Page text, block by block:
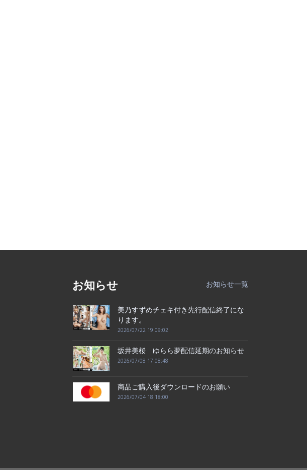
お知らせ お知らせ一覧
美乃すずめチェキ付き先行配信終了にな
ります。
2026/07/22 19:09:02
坂井美桜 ゆらら夢配信延期のお知らせ
2026/07/08 17:08:48
商品ご購入後ダウンロードのお願い
2026/07/04 18:18:00